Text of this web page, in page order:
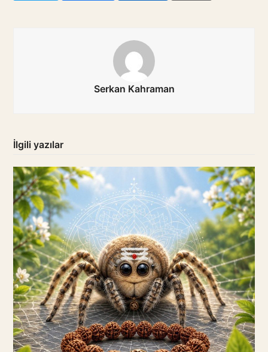
Serkan Kahraman
İlgili yazılar